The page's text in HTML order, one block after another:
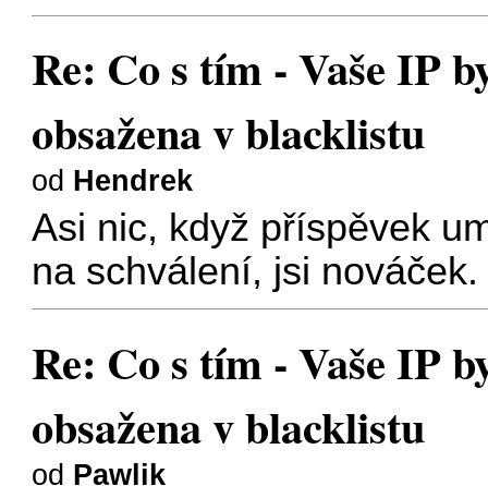
Re: Co s tím - Vaše IP
obsažena v blacklistu
od Hendrek
Asi nic, když příspěvek
na schválení, jsi nováček.
Re: Co s tím - Vaše IP
obsažena v blacklistu
od Pawlik